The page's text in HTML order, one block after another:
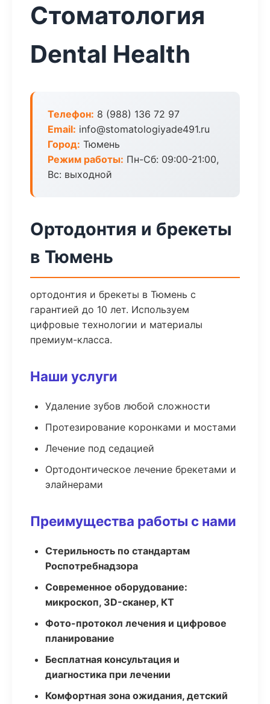
Стоматология
Dental Health
Телефон: 8 (988) 136 72 97
Email: info@stomatologiyade491.ru
Город: Тюмень
Режим работы: Пн-Сб: 09:00-21:00,
Вс: выходной
Ортодонтия и брекеты
в Тюмень
ортодонтия и брекеты в Тюмень с
гарантией до 10 лет. Используем
цифровые технологии и материалы
премиум-класса.
Наши услуги
Удаление зубов любой сложности
Протезирование коронками и мостами
Лечение под седацией
Ортодонтическое лечение брекетами и
элайнерами
Преимущества работы с нами
Стерильность по стандартам
Роспотребнадзора
Современное оборудование:
микроскоп, 3D-сканер, КТ
Фото-протокол лечения и цифровое
планирование
Бесплатная консультация и
диагностика при лечении
Комфортная зона ожидания, детский